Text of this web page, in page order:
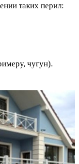
таких перил:
чугун).